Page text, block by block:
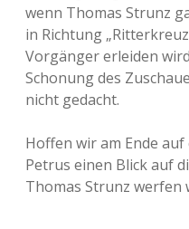
wenn Thomas Strunz
in Richtung
Vorgänger erleiden
Schonung des
nicht gedacht.
Hoffen wir am Ende
Petrus einen Blick auf
Thomas Strunz werfen